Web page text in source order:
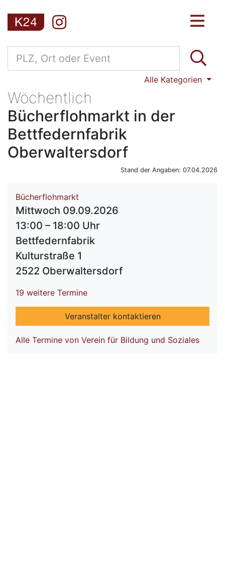
Alle Kategorien
Wöchentlich
Bücherflohmarkt in der
Bettfedernfabrik
Oberwaltersdorf
Stand der Angaben: 07.04.2026
Bücherflohmarkt
Mittwoch 09.09.2026
13:00 – 18:00 Uhr
Bettfedernfabrik
Kulturstraße 1
2522 Oberwaltersdorf
19 weitere Termine
Veranstalter kontaktieren
Alle Termine von Verein für Bildung und Soziales